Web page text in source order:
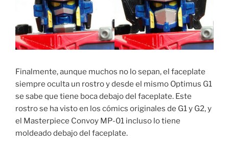
Finalmente, aunque muchos no lo sepan, el faceplate
siempre oculta un rostro y desde el mismo Optimus G1
se sabe que tiene boca debajo del faceplate. Este
rostro se ha visto en los cómics originales de G1 y G2, y
el Masterpiece Convoy MP-01 incluso lo tiene
moldeado debajo del faceplate.